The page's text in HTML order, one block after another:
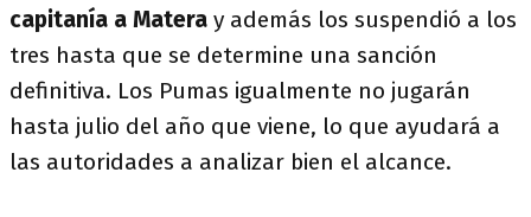
capitanía a Matera y además los suspendió a los
tres hasta que se determine una sanción
definitiva. Los Pumas igualmente no jugarán
hasta julio del año que viene, lo que ayudará a
las autoridades a analizar bien el alcance.